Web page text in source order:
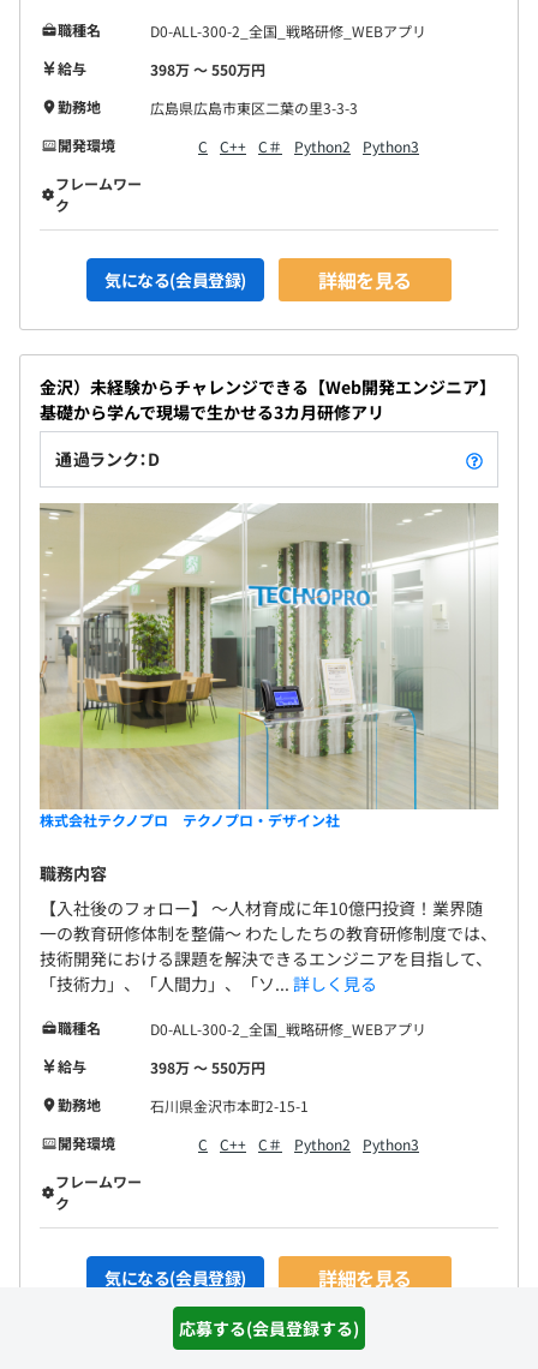
応募する(会員登録する)
職種名
D0-ALL-300-2_全国_戦略研修_WEBアプリ
給与
398万 〜 550万円
勤務地
広島県広島市東区二葉の里3-3-3
開発環境
C C++ C＃ Python2
Python3
フレームワー
ク
気になる(会員登録) 詳細を見る
金沢）未経験からチャレンジできる【Web開発エンジニア】
基礎から学んで現場で生かせる3カ月研修アリ
通過ランク：D
株式会社テクノプロ テクノプロ・デザイン社
職務内容
【入社後のフォロー】 〜人材育成に年10億円投資！業界随
一の教育研修体制を整備〜 わたしたちの教育研修制度では、
技術開発における課題を解決できるエンジニアを目指して、
「技術力」、「人間力」、「ソ... 詳しく見る
職種名
D0-ALL-300-2_全国_戦略研修_WEBアプリ
給与
398万 〜 550万円
勤務地
石川県金沢市本町2-15-1
開発環境
C C++ C＃ Python2
Python3
フレームワー
ク
気になる(会員登録) 詳細を見る